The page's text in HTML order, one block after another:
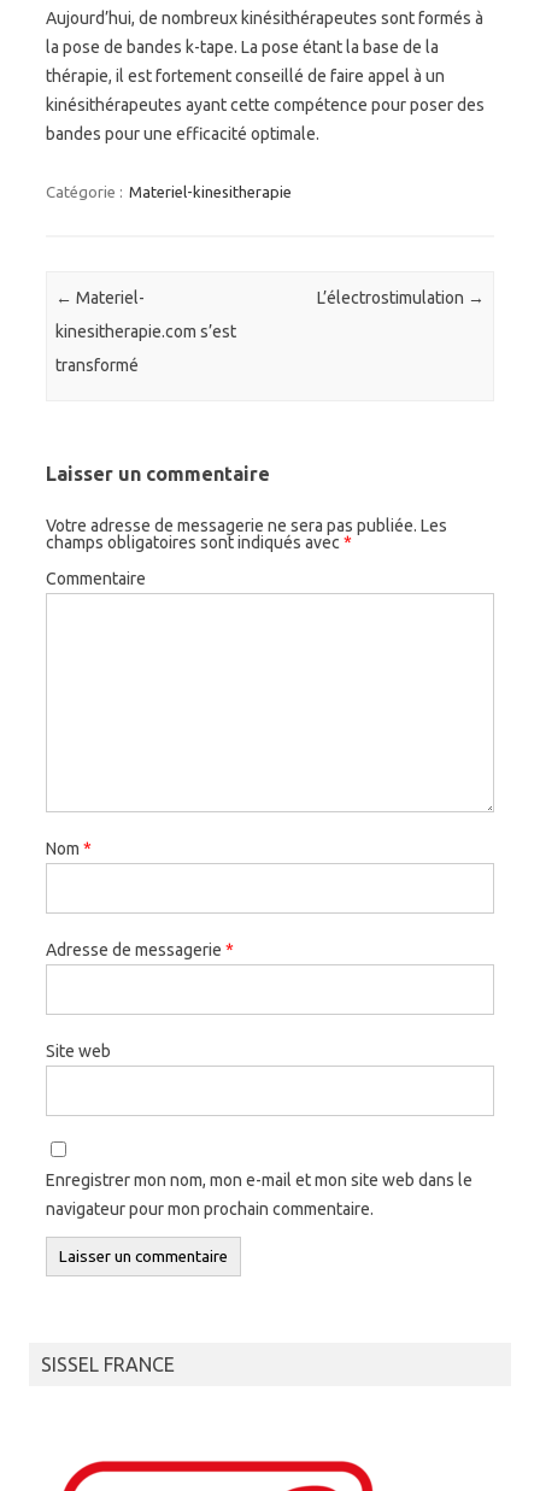
Aujourd’hui, de nombreux kinésithérapeutes sont formés à
la pose de bandes k-tape. La pose étant la base de la
thérapie, il est fortement conseillé de faire appel à un
kinésithérapeutes ayant cette compétence pour poser des
bandes pour une efficacité optimale.
Catégorie : Materiel-kinesitherapie
Navigation des articles
← Materiel-
kinesitherapie.com s’est
transformé
L’électrostimulation →
Laisser un commentaire
Votre adresse de messagerie ne sera pas publiée. Les
champs obligatoires sont indiqués avec *
Commentaire
Nom *
Adresse de messagerie *
Site web
Enregistrer mon nom, mon e-mail et mon site web dans le
navigateur pour mon prochain commentaire.
SISSEL FRANCE